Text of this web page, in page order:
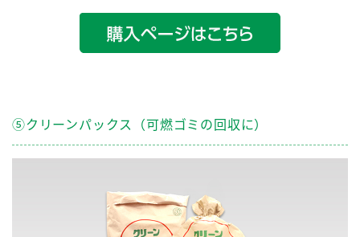
⑤クリーンパックス（可燃ゴミの回収に）